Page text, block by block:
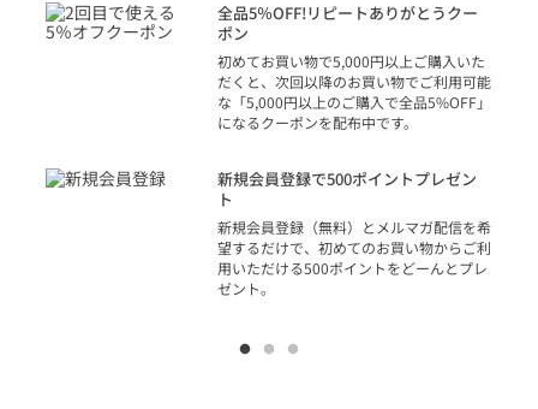
全品5％OFF!リピートありがとうクー
ポン
初めてお買い物で5,000円以上ご購入いた
だくと、次回以降のお買い物でご利用可能
な「5,000円以上のご購入で全品5%OFF」
になるクーポンを配布中です。
新規会員登録で500ポイントプレゼン
ト
新規会員登録（無料）とメルマガ配信を希
望するだけで、初めてのお買い物からご利
用いただける500ポイントをどーんとプレ
ゼント。